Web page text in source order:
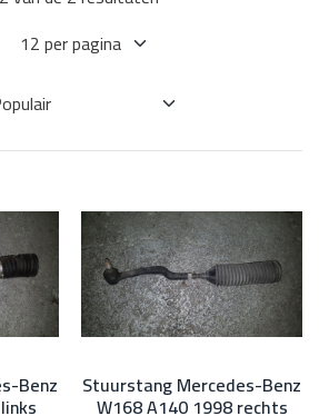
Benz Stuurstang Mercedes-Benz
W168 A140 1998 rechts